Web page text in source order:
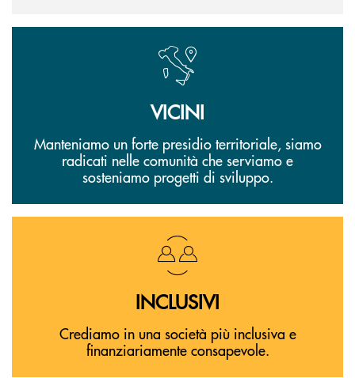
VICINI
Manteniamo un forte presidio territoriale, siamo
radicati nelle comunità che serviamo e
sosteniamo progetti di sviluppo.
INCLUSIVI
Crediamo in una società più inclusiva e
finanziariamente consapevole.